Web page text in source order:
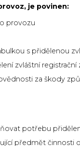
je povinen:
provozu
s přidělenou
zvláštní
za škody
potřebu
předmět činnosti